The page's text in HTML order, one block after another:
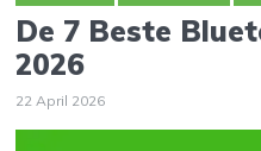
De 7 Beste
2026
22 April 2026